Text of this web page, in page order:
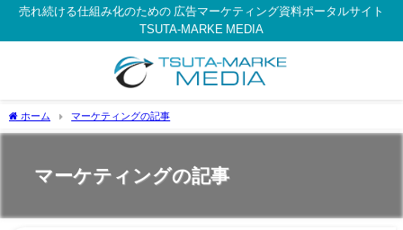
売れ続ける仕組み化のための 広告マーケティング資料ポータルサイト
TSUTA-MARKE MEDIA
ホーム マーケティングの記事
マーケティングの記事